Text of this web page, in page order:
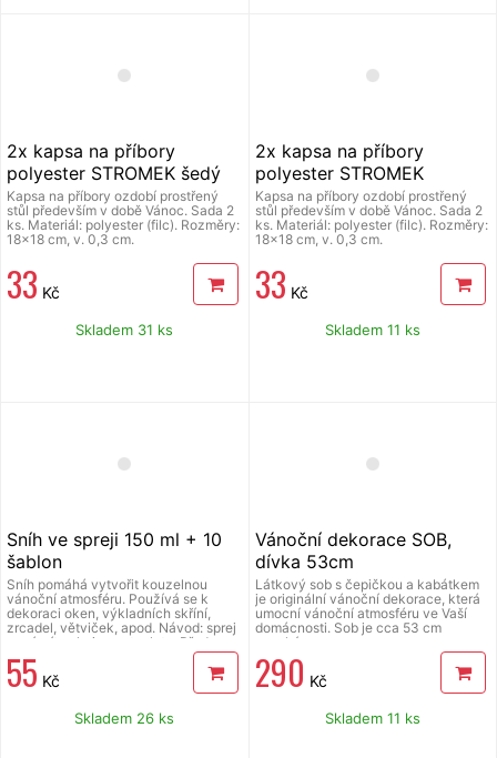
2x kapsa na příbory
polyester STROMEK šedý
Kapsa na příbory ozdobí prostřený
stůl především v době Vánoc. Sada 2
ks. Materiál: polyester (filc). Rozměry:
18x18 cm, v. 0,3 cm.
33 Kč
Skladem 31 ks
2x kapsa na příbory
polyester STROMEK
smetanová
Kapsa na příbory ozdobí prostřený
stůl především v době Vánoc. Sada 2
ks. Materiál: polyester (filc). Rozměry:
18x18 cm, v. 0,3 cm.
33 Kč
Skladem 11 ks
Sníh ve spreji 150 ml + 10
šablon
Sníh pomáhá vytvořit kouzelnou
vánoční atmosféru. Používá se k
dekoraci oken, výkladních skříní,
zrcadel, větviček, apod. Návod: sprej
musí mít pokojovou teplotu. Před
použitím důkladně protřepat. Ze
vzdálenosti 30 cm aplikovat
rovnoměrně nástřik na suchý a čistý
vodou. Šablony ke zdobení sněhem
ve spreji, 10 vánočních motivů 31 x
55 Kč
Skladem 26 ks
Vánoční dekorace SOB,
dívka 53cm
Látkový sob s čepičkou a kabátkem
je originální vánoční dekorace, která
umocní vánoční atmosféru ve Vaší
domácnosti. Sob je cca 53 cm
vysoký.
290 Kč
Skladem 11 ks